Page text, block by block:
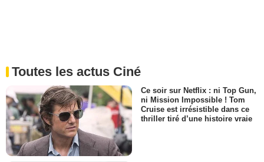
Toutes les actus Ciné
Ce soir sur Netflix : ni Top Gun,
ni Mission Impossible ! Tom
Cruise est irrésistible dans ce
thriller tiré d’une histoire vraie